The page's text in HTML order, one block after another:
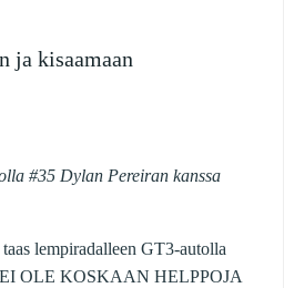
ja kisaamaan
#35 Dylan Pereiran kanssa
lempiradalleen GT3-autolla
OLE KOSKAAN HELPPOJA